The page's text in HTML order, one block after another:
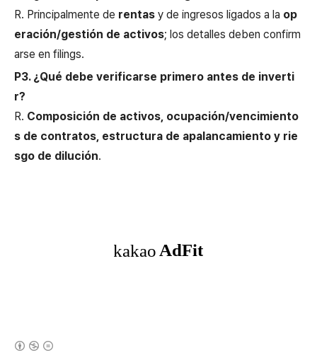
R. Principalmente de rentas y de ingresos ligados a la op
eración/gestión de activos; los detalles deben confirm
arse en filings.
P3. ¿Qué debe verificarse primero antes de inverti
r?
R. Composición de activos, ocupación/vencimiento
s de contratos, estructura de apalancamiento y rie
sgo de dilución.